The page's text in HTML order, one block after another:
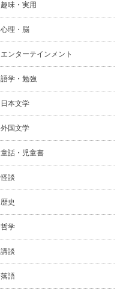
趣味・実用
心理・脳
エンターテインメント
語学・勉強
日本文学
外国文学
童話・児童書
怪談
歴史
哲学
講談
落語